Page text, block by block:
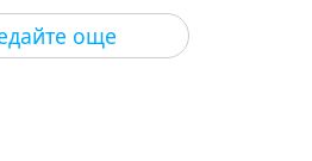
още
2021-04-22 6705